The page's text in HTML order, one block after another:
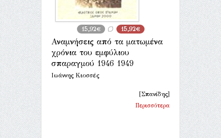
15,92€ 15,92€
Αναμνήσεις από τα ματωμένα
χρόνια του εμφύλιου
σπαραγμού 1946 1949
Ιωάννης Κιοσσές
[Σπανίδης]
Περισσότερα